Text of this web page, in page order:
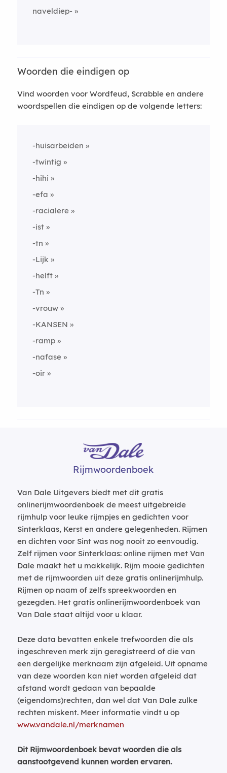
naveldiep-
Woorden die eindigen op
Vind woorden voor Wordfeud, Scrabble en andere
woordspellen die eindigen op de volgende letters:
-huisarbeiden
-twintig
-hihi
-efa
-racialere
-ist
-tn
-Lijk
-helft
-Tn
-vrouw
-KANSEN
-ramp
-nafase
-oir
Rijmwoordenboek
Van Dale Uitgevers biedt met dit gratis
onlinerijmwoordenboek de meest uitgebreide
rijmhulp voor leuke rijmpjes en gedichten voor
Sinterklaas, Kerst en andere gelegenheden. Rijmen
en dichten voor Sint was nog nooit zo eenvoudig.
Zelf rijmen voor Sinterklaas: online rijmen met Van
Dale maakt het u makkelijk. Rijm mooie gedichten
met de rijmwoorden uit deze gratis onlinerijmhulp.
Rijmen op naam of zelfs spreekwoorden en
gezegden. Het gratis onlinerijmwoordenboek van
Van Dale staat altijd voor u klaar.
Deze data bevatten enkele trefwoorden die als
ingeschreven merk zijn geregistreerd of die van
een dergelijke merknaam zijn afgeleid. Uit opname
van deze woorden kan niet worden afgeleid dat
afstand wordt gedaan van bepaalde
(eigendoms)rechten, dan wel dat Van Dale zulke
rechten miskent. Meer informatie vindt u op
www.vandale.nl/merknamen
Dit Rijmwoordenboek bevat woorden die als
aanstootgevend kunnen worden ervaren.